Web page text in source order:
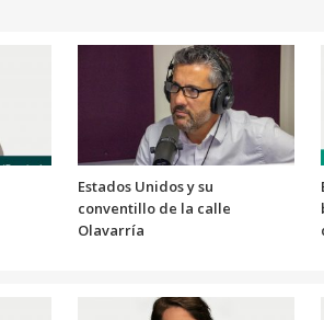
Estados Unidos y su
conventillo de la calle
Olavarría